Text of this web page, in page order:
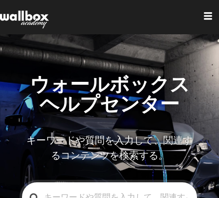
ウォールボックス
ヘルプセンター
キーワードや質問を入力して、関連す
るコンテンツを検索する。
検